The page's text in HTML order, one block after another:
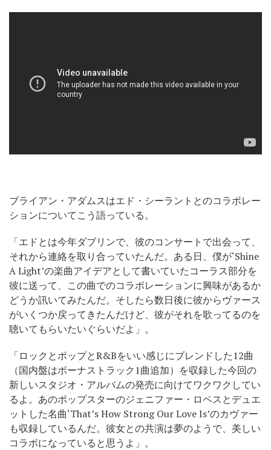
ブライアン・アダムスはエド・シーラントとのコラボレー
ションについてこう語っている。
「エドとは今年ダブリンで、彼のコンサートで出会って、
それから連絡を取り合っていたんだ。ある日、僕が‘Shine
A Light’の楽曲アイデアとして書いていたコーラス部分を
彼に送って、この曲でのコラボレーションに興味があるか
どうか訊いてみたんだ。そしたら数日後に彼からヴァース
がいくつか戻ってきたんだけど、彼がそれを歌ってるのを
聴いてもらいたいぐらいだよ」。
「ロックとポップとR&Bをいい感じにブレンドした12曲
（国内盤はボーナストラック1曲追加）を収録した今回の
新しいスタジオ・アルバムの発売に向けてワクワクしてい
るよ。あのポップスターのジェニファー・ロペスとデュエ
ットした名曲‘That’s How Strong Our Love Is’のカヴァー
も収録しているんだ。彼女との共演は夢のようで、美しい
コラボになっていると思うよ」。